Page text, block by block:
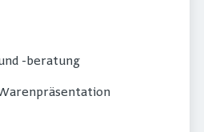
-beratung